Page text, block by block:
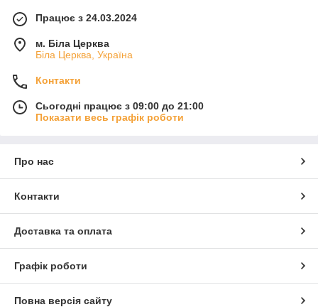
Працює з 24.03.2024
м. Біла Церква
Біла Церква, Україна
Контакти
Сьогодні працює з 09:00 до 21:00
Показати весь графік роботи
Про нас
Контакти
Доставка та оплата
Графік роботи
Повна версія сайту